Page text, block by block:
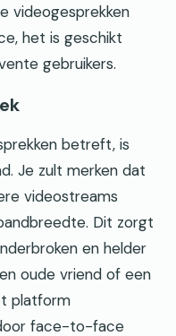
videogesprekken
het is geschikt
gebruikers.
betreft, is
Je zult merken dat
videostreams
Dit zorgt
en helder
oude vriend of een
platform
face-to-face